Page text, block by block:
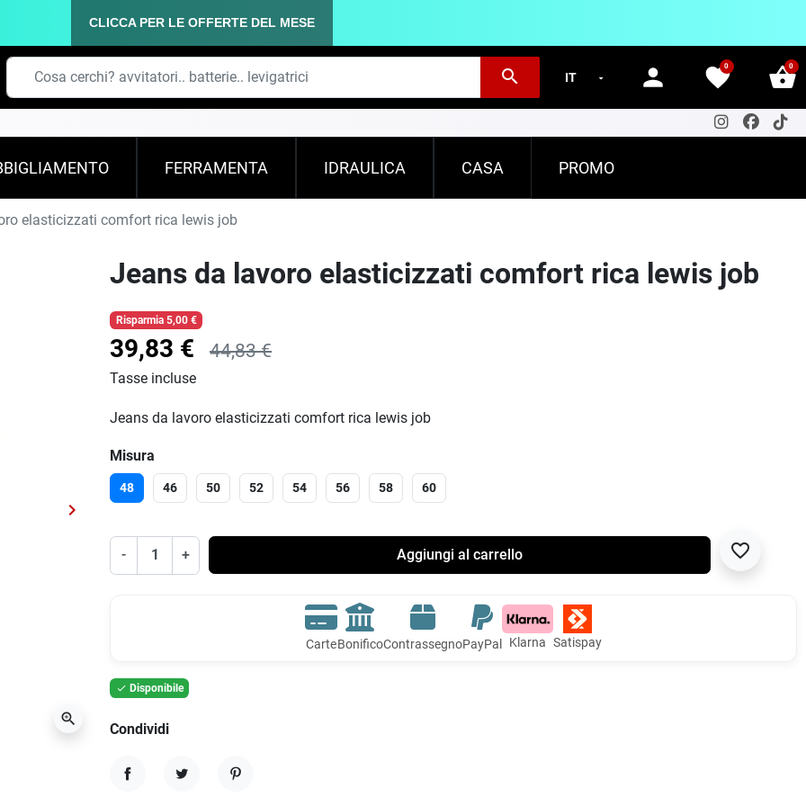
CLICCA PER LE OFFERTE DEL MESE
search person favorite
0 shopping_basket
0
FERRAMENTA IDRAULICA CASA PROMO
elasticizzati comfort rica lewis job
Successivo
keyboard_arrow_right
zoom_in
Jeans da lavoro elasticizzati comfort rica lewis job
Risparmia 5,00 €
39,83 € 44,83 €
Tasse incluse
Jeans da lavoro elasticizzati comfort rica lewis job
Misura
48 46 50 52 54 56 58 60
- + Aggiungi al carrello favorite_border
CarteBonificoContrassegnoPayPal Klarna Satispay
 Disponibile
Condividi